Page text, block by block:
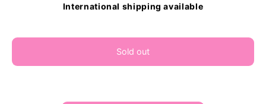
International shipping available
Sold out